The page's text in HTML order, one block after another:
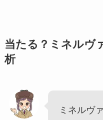
当たる？ミネルヴ
析
ミネルヴ